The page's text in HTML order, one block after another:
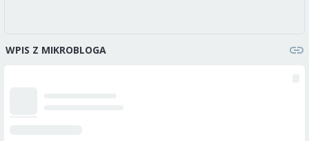
WPIS Z MIKROBLOGA